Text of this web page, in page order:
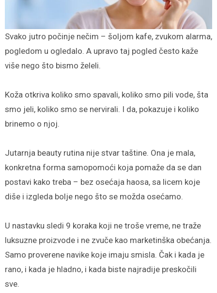
Svako jutro počinje nečim – šoljom kafe, zvukom alarma,
pogledom u ogledalo. A upravo taj pogled često kaže
više nego što bismo želeli.
Koža otkriva koliko smo spavali, koliko smo pili vode, šta
smo jeli, koliko smo se nervirali. I da, pokazuje i koliko
brinemo o njoj.
Jutarnja beauty rutina nije stvar taštine. Ona je mala,
konkretna forma samopomoći koja pomaže da se dan
postavi kako treba – bez osećaja haosa, sa licem koje
diše i izgleda bolje nego što se možda osećamo.
U nastavku sledi 9 koraka koji ne troše vreme, ne traže
luksuzne proizvode i ne zvuče kao marketinška obećanja.
Samo proverene navike koje imaju smisla. Čak i kada je
rano, i kada je hladno, i kada biste najradije preskočili
sve.